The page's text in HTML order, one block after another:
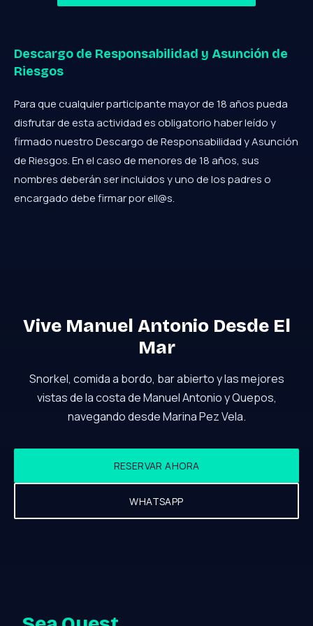
Descargo de Responsabilidad y Asunción de
Riesgos
Para que cualquier participante mayor de 18 años pueda
disfrutar de esta actividad es obligatorio haber leído y
firmado nuestro Descargo de Responsabilidad y Asunción
de Riesgos. En el caso de menores de 18 años, sus
nombres deberán ser incluidos y uno de los padres o
encargado debe firmar por ell@s.
Vive Manuel Antonio Desde El
Mar
Snorkel, comida a bordo, bar abierto y las mejores
vistas de la costa de Manuel Antonio y Quepos,
navegando desde Marina Pez Vela.
RESERVAR AHORA
WHATSAPP